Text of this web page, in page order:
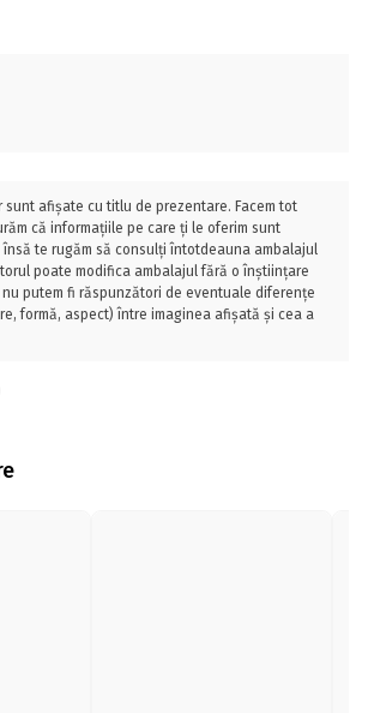
sunt afișate cu titlu de prezentare. Facem tot
că informațiile pe care ți le oferim sunt
te rugăm să consulți întotdeauna ambalajul
poate modifica ambalajul fără o înștiințare
putem fi răspunzători de eventuale diferențe
formă, aspect) între imaginea afișată și cea a